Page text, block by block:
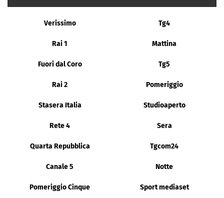
Verissimo Tg4
Rai 1 Mattina
Fuori dal Coro Tg5
Rai 2 Pomeriggio
Stasera Italia Studioaperto
Rete 4 Sera
Quarta Repubblica Tgcom24
Canale 5 Notte
Pomeriggio Cinque Sport mediaset